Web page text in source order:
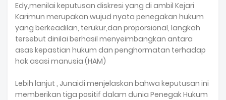
Edy,menilai keputusan diskresi yang di ambil Kejari
Karimun merupakan wujud nyata penegakan hukum
yang berkeadilan, terukur,dan proporsional, langkah
tersebut dinilai berhasil menyeimbangkan antara
asas kepastian hukum dan penghormatan terhadap
hak asasi manusia (HAM)
Lebih lanjut , Junaidi menjelaskan bahwa keputusan ini
memberikan tiga positif dalam dunia Penegak Hukum